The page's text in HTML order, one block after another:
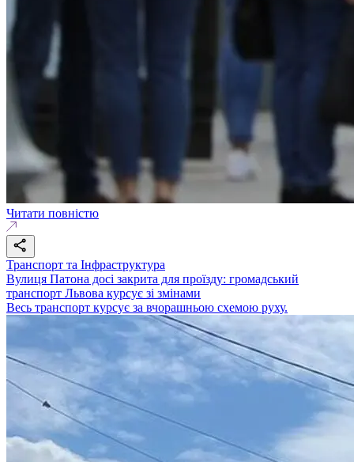
Читати повністю
Транспорт та Інфраструктура
Вулиця Патона досі закрита для проїзду: громадський
транспорт Львова курсує зі змінами
Весь транспорт курсує за вчорашньою схемою руху.